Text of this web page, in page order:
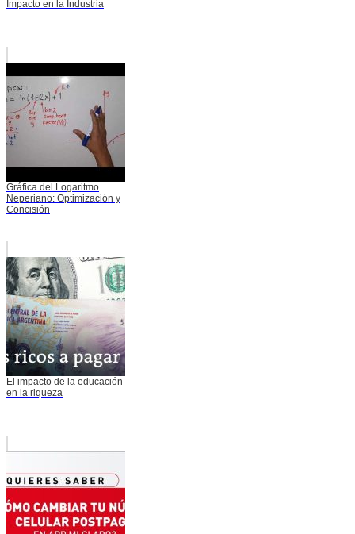
Impacto en la Industria
Gráfica del Logaritmo
Neperiano: Optimización y
Concisión
El impacto de la educación
en la riqueza